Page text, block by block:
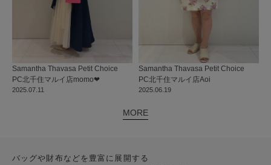
2025.07.11
Samantha Thavasa Petit Choice
PC北千住マルイ店momo‪‪❤︎‬
2025.06.19
Samantha Thavasa Petit Choice
PC北千住マルイ店Aoi
MORE
バッグや財布などを豊富に展開する